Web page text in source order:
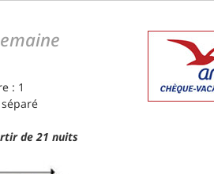
: 1
de 21 nuits